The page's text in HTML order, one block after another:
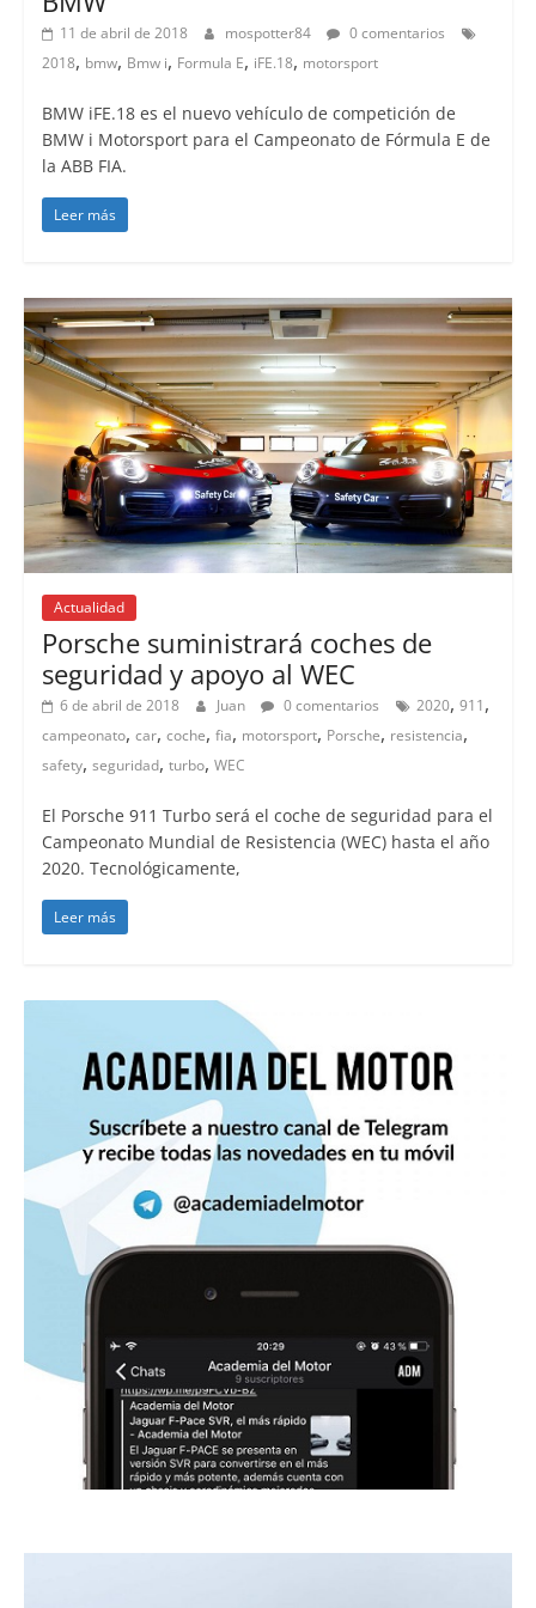
11 de abril de 2018 mospotter84
0 comentarios
2018, bmw, Bmw i, Formula E, iFE.18, motorsport
BMW iFE.18 es el nuevo vehículo de competición de
BMW i Motorsport para el Campeonato de Fórmula E de
la ABB FIA.
Leer más
Actualidad
Porsche suministrará coches de
seguridad y apoyo al WEC
6 de abril de 2018 Juan 0 comentarios 2020, 911,
campeonato, car, coche, fia, motorsport, Porsche, resistencia,
safety, seguridad, turbo, WEC
El Porsche 911 Turbo será el coche de seguridad para el
Campeonato Mundial de Resistencia (WEC) hasta el año
2020. Tecnológicamente,
Leer más